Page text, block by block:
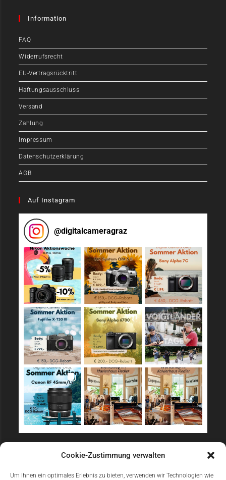
Cookie-Zustimmung verwalten
Um Ihnen ein optimales Erlebnis zu bieten, verwenden wir Technologien wie
Information
FAQ
Widerrufsrecht
EU-Vertragsrücktritt
Haftungsausschluss
Versand
Zahlung
Impressum
Datenschutzerklärung
AGB
Auf Instagram
@digitalcameragraz
Sicher Einkaufen